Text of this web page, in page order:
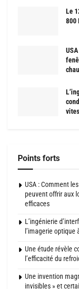
Le
800
Points forts
USA : Comment
peuvent offrir aux
efficaces
L’ingénierie
l’imagerie optique
Une étude révèle
l’efficacité du
Une invention
invisibles » et